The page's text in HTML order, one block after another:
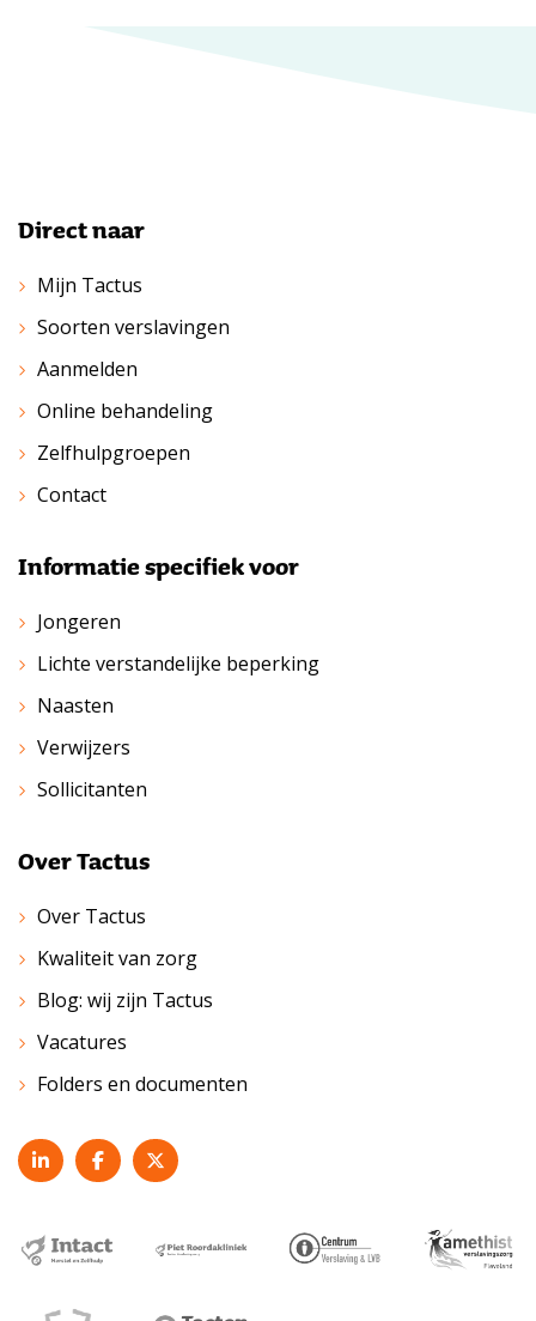
Direct naar
Mijn Tactus
Soorten verslavingen
Aanmelden
Online behandeling
Zelfhulpgroepen
Contact
Informatie specifiek voor
Jongeren
Lichte verstandelijke beperking
Naasten
Verwijzers
Sollicitanten
Over Tactus
Over Tactus
Kwaliteit van zorg
Blog: wij zijn Tactus
Vacatures
Folders en documenten